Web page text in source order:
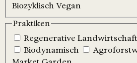
Biozyklisch Vegan
Praktiken
Regenerative Landwirtschaft
Biodynamisch